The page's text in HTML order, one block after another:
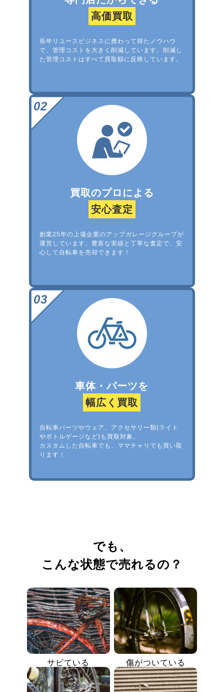
高価買取
長年リユースビジネスに携わって得たノウハウ
で、管理コストを大きく削減しています。削減し
た管理コストはすべて買取額に反映しています。
買取のプロによる
安心査定
創業25年の上場企業のアップガレージグループが
運営しています。豊富な実績と丁寧な査定で、安
心して自転車を売却できます！
車体・パーツを
幅広く買取
自転車パーツやウェア、アクセサリー類(ライト
やボトルゲージなど)も買取対象。
カスタムした自転車でも、ママチャリでも買い取
ります！
でも、
こんな状態で売れるの？
サビている 傷がついている